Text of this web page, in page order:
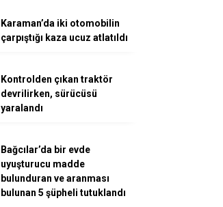
Karaman’da iki otomobilin
çarpıştığı kaza ucuz atlatıldı
Kontrolden çıkan traktör
devrilirken, sürücüsü
yaralandı
Bağcılar’da bir evde
uyuşturucu madde
bulunduran ve aranması
bulunan 5 şüpheli tutuklandı